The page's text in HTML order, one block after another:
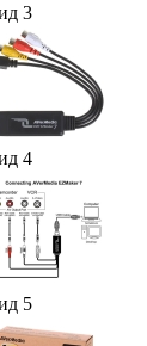
3
4
5